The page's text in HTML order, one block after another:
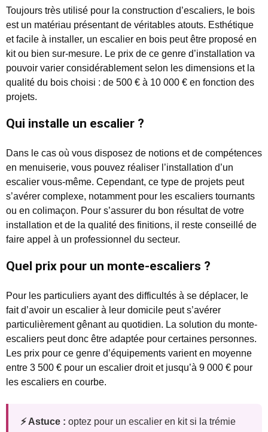
Toujours très utilisé pour la construction d’escaliers, le bois
est un matériau présentant de véritables atouts. Esthétique
et facile à installer, un escalier en bois peut être proposé en
kit ou bien sur-mesure. Le prix de ce genre d’installation va
pouvoir varier considérablement selon les dimensions et la
qualité du bois choisi : de 500 € à 10 000 € en fonction des
projets.
Qui installe un escalier ?
Dans le cas où vous disposez de notions et de compétences
en menuiserie, vous pouvez réaliser l’installation d’un
escalier vous-même. Cependant, ce type de projets peut
s’avérer complexe, notamment pour les escaliers tournants
ou en colimaçon. Pour s’assurer du bon résultat de votre
installation et de la qualité des finitions, il reste conseillé de
faire appel à un professionnel du secteur.
Quel prix pour un monte-escaliers ?
Pour les particuliers ayant des difficultés à se déplacer, le
fait d’avoir un escalier à leur domicile peut s’avérer
particulièrement gênant au quotidien. La solution du monte-
escaliers peut donc être adaptée pour certaines personnes.
Les prix pour ce genre d’équipements varient en moyenne
entre 3 500 € pour un escalier droit et jusqu’à 9 000 € pour
les escaliers en courbe.
⚡ Astuce : optez pour un escalier en kit si la trémie